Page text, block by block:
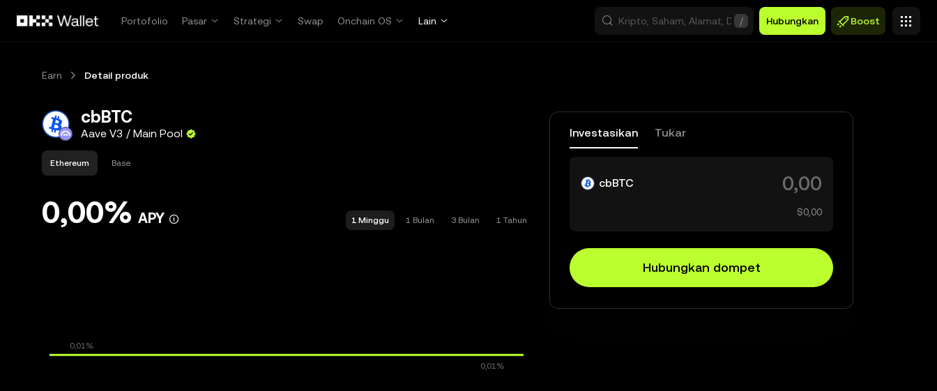
Portofolio
Pasar Strategi Swap Onchain OS Lain / Hubungkan Boost
Earn Detail produk
cbBTC
Aave V3 / Main Pool
Ethereum Base
0,00% APY 1 Minggu 1 Bulan 3 Bulan 1 Tahun
Investasikan Tukar
cbBTC
$0,00
Hubungkan dompet